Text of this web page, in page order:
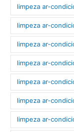
limpeza ar-
limpeza ar-
limpeza ar-
limpeza ar-
limpeza ar-
limpeza ar-
limpeza ar-